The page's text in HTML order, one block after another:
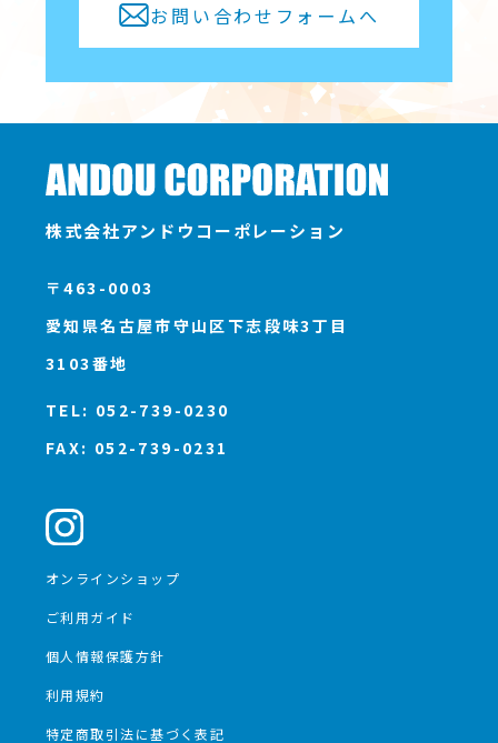
お問い合わせフォームへ
株式会社アンドウコーポレーション
〒463-0003
愛知県名古屋市守山区下志段味3丁目
3103番地
TEL: 052-739-0230
FAX: 052-739-0231
オンラインショップ
ご利用ガイド
個人情報保護方針
利用規約
特定商取引法に基づく表記